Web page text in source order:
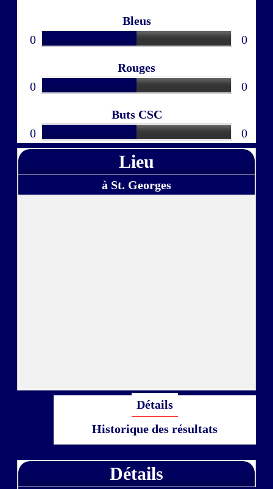
Bleus
0
0
Rouges
0
0
Buts CSC
0
0
Lieu
à St. Georges
Détails
Historique des résultats
Détails